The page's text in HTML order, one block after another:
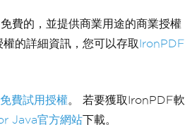
費的，並提供商業用途的商業授權
的詳細資訊，您可以存取IronPDF
免費試用授權。 若要獲取IronPDF軟
Java官方網站下載。